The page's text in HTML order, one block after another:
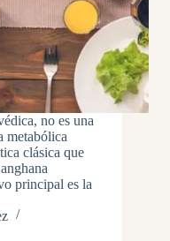
no es una
metabólica
clásica que
principal es la